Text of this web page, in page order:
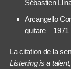
Sébastien
Arcangello
guitare –
La citation de la
Listening is a